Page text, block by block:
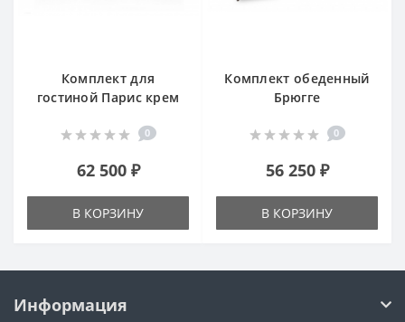
Комплект для
гостиной Парис крем
0
62 500 ₽
В КОРЗИНУ
Комплект обеденный
Брюгге
0
56 250 ₽
В КОРЗИНУ
Информация